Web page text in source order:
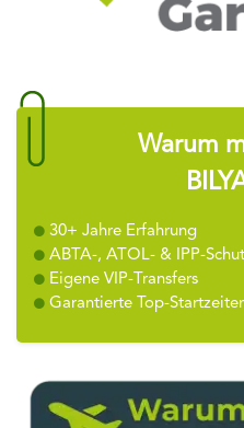
Warum
30+ Jahre Erfahrung
ABTA-, ATOL- & IPP-
Eigene VIP-Transfers
Garantierte Top-